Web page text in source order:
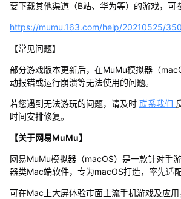
要下载其他渠道（B站、华为等）的游戏，可
https://mumu.163.com/help/20210525/
【常见问题】
部分游戏版本更新后，在MuMu模拟器（
动报错或运行崩溃等无法使用的问题。
若您遇到无法游玩的问题，请及时 联系我们
时间安排修复。
【关于网易MuMu】
网易MuMu模拟器（macOS）是一款针对手
器类Mac端软件，专为macOS打造，率先适
可在Mac上大屏体验市面主流手机游戏及应